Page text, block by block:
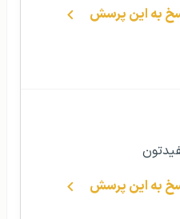
به این پرسش
به این پرسش